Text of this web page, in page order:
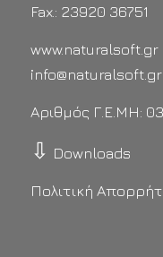
Fax.: 23920 36751
www.naturalsoft.gr
info@naturalsoft.gr
Αριθμός Γ.Ε.ΜΗ:
⇩ Downloads
Πολιτική